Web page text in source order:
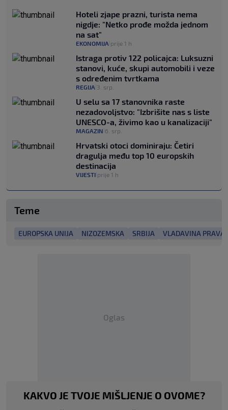
Hoteli zjape prazni, turista nema
nigdje: "Netko prođe možda jednom
na sat"
EKONOMIJA prije 1 h
Istraga protiv 122 policajca: Luksuzni
stanovi, kuće, skupi automobili i veze
s određenim tvrtkama
REGIJA 3. srp.
U selu sa 17 stanovnika raste
nezadovoljstvo: "Izbrišite nas s liste
UNESCO-a, živimo kao u kanalizaciji"
MAGAZIN 6. srp.
Hrvatski otoci dominiraju: Četiri
dragulja među top 10 europskih
destinacija
VIJESTI prije 1 h
Teme
EUROPSKA UNIJA NIZOZEMSKA SRBIJA VLADAVINA PRAVA
Oglas
KAKVO JE TVOJE MIŠLJENJE O OVOME?